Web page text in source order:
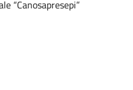
“Canosapresepi”